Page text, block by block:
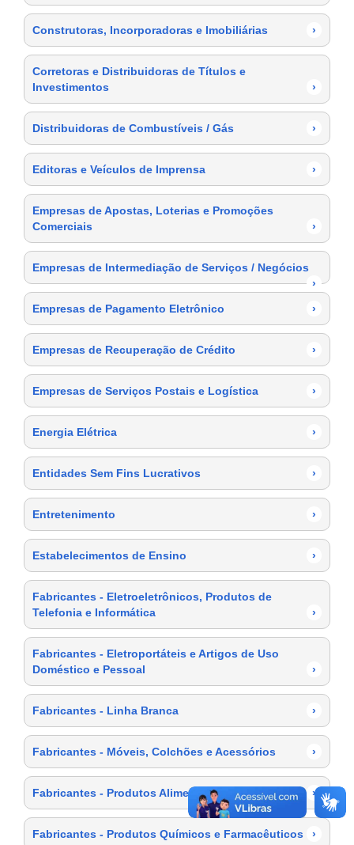
Construtoras, Incorporadoras e Imobiliárias ›
Corretoras e Distribuidoras de Títulos e
Investimentos
›
Distribuidoras de Combustíveis / Gás ›
Editoras e Veículos de Imprensa ›
Empresas de Apostas, Loterias e Promoções
Comerciais
›
Empresas de Intermediação de Serviços / Negócios
›
Empresas de Pagamento Eletrônico
›
Empresas de Recuperação de Crédito ›
Empresas de Serviços Postais e Logística ›
Energia Elétrica ›
Entidades Sem Fins Lucrativos ›
Entretenimento ›
Estabelecimentos de Ensino ›
Fabricantes - Eletroeletrônicos, Produtos de
Telefonia e Informática
›
Fabricantes - Eletroportáteis e Artigos de Uso
Doméstico e Pessoal
›
Fabricantes - Linha Branca ›
Fabricantes - Móveis, Colchões e Acessórios ›
Fabricantes - Produtos Alimentícios ›
Fabricantes - Produtos Químicos e Farmacêuticos ›